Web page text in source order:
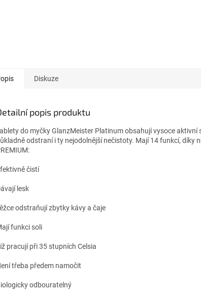
Diskuze
popis produktu
do myčky GlanzMeister Platinum obsahují vysoce aktivní
odstraní i ty nejodolnější nečistoty. Mají 14 funkcí, díky
čistí
lesk
odstraňují zbytky kávy a čaje
funkci soli
pracují při 35 stupních Celsia
třeba předem namočit
odbouratelný